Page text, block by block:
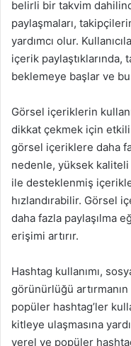
belirli bir takvim
paylaşmaları,
yardımcı olur.
içerik paylaştıklarında,
beklemeye başlar ve
Görsel içeriklerin
dikkat çekmek için etkili
görsel içeriklere daha
nedenle, yüksek
ile desteklenmiş
hızlandırabilir. Görsel
daha fazla paylaşılma
erişimi artırır.
Hashtag kullanımı,
görünürlüğü
popüler hashtag’ler
kitleye ulaşmasına
yerel ve popüler